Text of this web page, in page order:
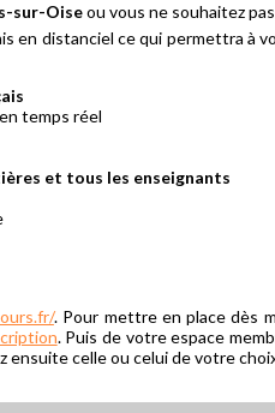
sur-Oiseou vous ne souhaitez
en distanciel ce qui permettra à
temps réel
et tous les enseignants
. Pour mettre en place dès
. Puis de votre espace
ensuite celle ou celui de votre